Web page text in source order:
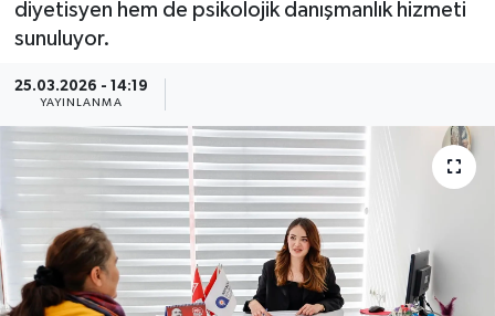
diyetisyen hem de psikolojik danışmanlık hizmeti
sunuluyor.
25.03.2026 - 14:19
YAYINLANMA
Genel
Görüntülü Haber
Güncel
Kültür & Sanat
Magazin
Resmi İlan
Son Dakika Haberleri
Haber Arşivi